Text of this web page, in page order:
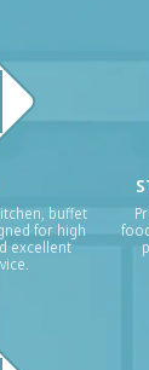
buffet
for high
excellent